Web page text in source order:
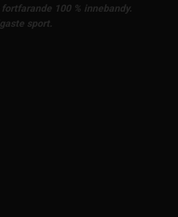
100 % innebandy.
sport.